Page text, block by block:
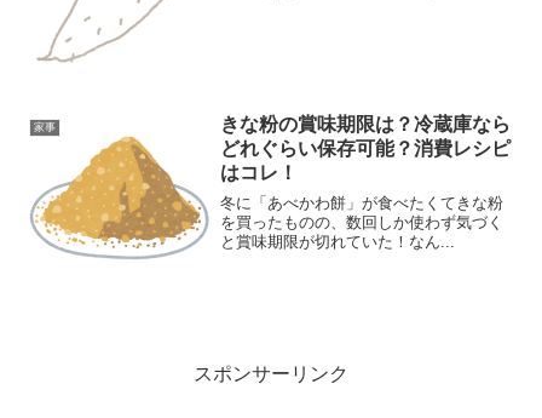
家事
きな粉の賞味期限は？冷蔵庫なら
どれぐらい保存可能？消費レシピ
はコレ！
冬に「あべかわ餅」が食べたくてきな粉
を買ったものの、数回しか使わず気づく
と賞味期限が切れていた！なん...
スポンサーリンク